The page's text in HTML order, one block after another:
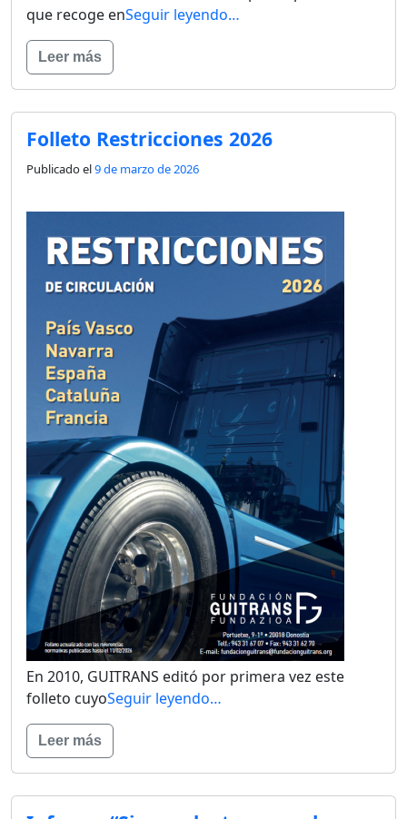
que recoge enSeguir leyendo…
Leer más
Folleto Restricciones 2026
Publicado el9 de marzo de 2026
En 2010, GUITRANS editó por primera vez este
folleto cuyoSeguir leyendo…
Leer más